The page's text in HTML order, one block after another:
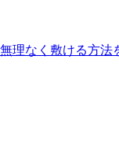
理なく敷ける方法